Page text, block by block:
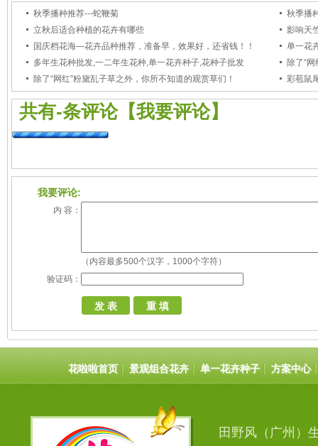
秋季播种推荐---蛇鞭菊
秋季播
立秋后适合种植的花卉有哪些
影响天
国庆档花海—花卉品种推荐，准备早，效果好，还省钱！！
单一花
多年生花种批发,一二年生花种,单一花卉种子,花种子批发
除了“
除了“网红”粉黛乱子草之外，你所不知道的观赏草们！
彩苞鼠
共有-条评论【我要评论】
我要评论:
内 容：
（内容最多500个汉字，1000个字符）
验证码：
花啦啦首页 景观组合花卉 单一花卉种子 方案中心
田野风（广州）